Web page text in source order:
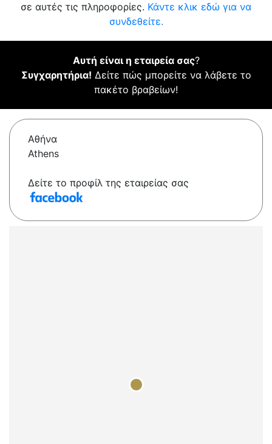
σε αυτές τις πληροφορίες. Κάντε κλικ εδώ για να
συνδεθείτε.
Αυτή είναι η εταιρεία σας?
Συγχαρητήρια! Δείτε πώς μπορείτε να λάβετε το
πακέτο βραβείων!
Αθήνα
Athens
Δείτε το προφίλ της εταιρείας σας